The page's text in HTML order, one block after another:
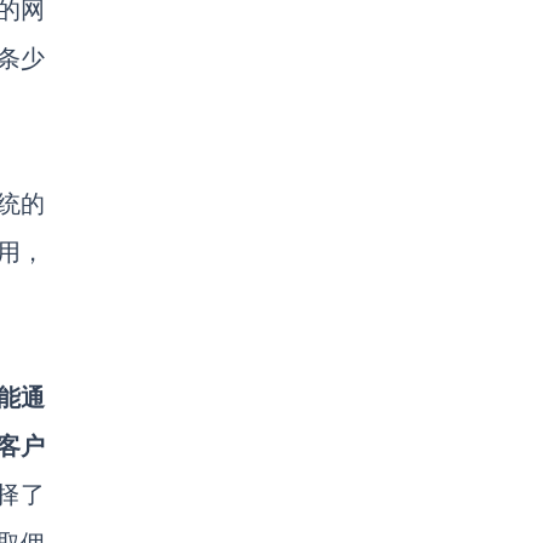
网
少
的
，
通
户
了